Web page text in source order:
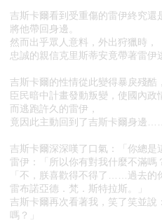
吉斯卡爾看到受重傷的雷伊終究還
將他帶回身邊。
然而出乎眾人意料，外出狩獵時，
忠誠的親信克里斯蒂安竟帶著雷伊
吉斯卡爾的性情從此變得暴戾殘酷，
臣民暗中計畫發動叛變，使國內政
而逃跑許久的雷伊，
竟因此主動回到了吉斯卡爾身邊
吉斯卡爾深深嘆了口氣：「你總是
雷伊：「所以你有對我什麼不滿嗎
「不，朕喜歡得不得了……過去的
雷布諾亞德．梵．斯特拉斯。」
吉斯卡爾再次看著我，笑了笑並說
嗎？」